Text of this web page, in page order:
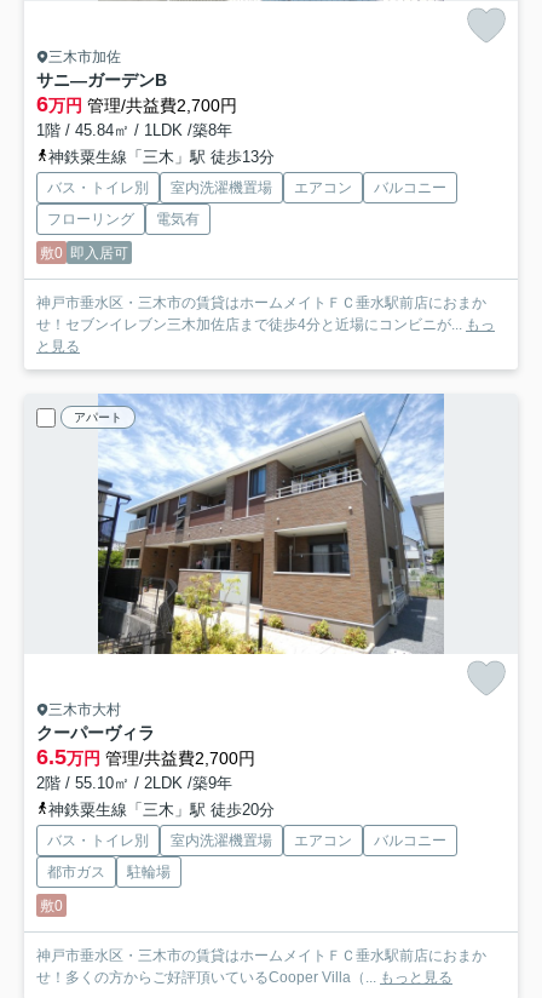
三木市加佐
サニ―ガーデンB
6万円 管理/共益費2,700円
1階 / 45.84㎡ / 1LDK /築8年
神鉄粟生線「三木」駅 徒歩13分
バス・トイレ別 室内洗濯機置場 エアコン
バルコニー
フローリング
電気有
敷0 即入居可
神戸市垂水区・三木市の賃貸はホームメイトＦＣ垂水駅前店におまか
せ！セブンイレブン三木加佐店まで徒歩4分と近場にコンビニが... もっ
と見る
アパート
三木市大村
クーパーヴィラ
6.5万円 管理/共益費2,700円
2階 / 55.10㎡ / 2LDK /築9年
神鉄粟生線「三木」駅 徒歩20分
バス・トイレ別 室内洗濯機置場 エアコン
バルコニー
都市ガス
駐輪場
敷0
神戸市垂水区・三木市の賃貸はホームメイトＦＣ垂水駅前店におまか
せ！多くの方からご好評頂いているCooper Villa（... もっと見る